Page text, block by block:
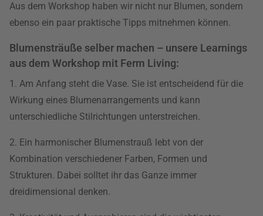
Aus dem Workshop haben wir nicht nur Blumen, sondern
ebenso ein paar praktische Tipps mitnehmen können.
Blumensträuße selber machen – unsere Learnings
aus dem Workshop mit Ferm Living:
1. Am Anfang steht die Vase. Sie ist entscheidend für die
Wirkung eines Blumenarrangements und kann
unterschiedliche Stilrichtungen unterstreichen.
2. Ein harmonischer Blumenstrauß lebt von der
Kombination verschiedener Farben, Formen und
Strukturen. Dabei solltet ihr das Ganze immer
dreidimensional denken.